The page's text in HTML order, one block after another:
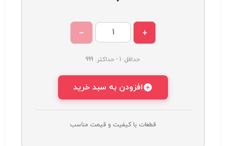
+
−
حداقل: 1 - حداکثر: 999
افزودن به سبد خرید
قطعات با کیفیت و قیمت مناسب